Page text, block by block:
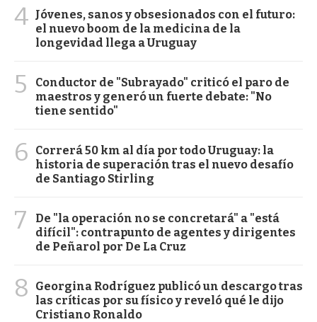
4 Jóvenes, sanos y obsesionados con el futuro:
el nuevo boom de la medicina de la
longevidad llega a Uruguay
5
Conductor de "Subrayado" criticó el paro de
maestros y generó un fuerte debate: "No
tiene sentido"
6
Correrá 50 km al día por todo Uruguay: la
historia de superación tras el nuevo desafío
de Santiago Stirling
7
De "la operación no se concretará" a "está
difícil": contrapunto de agentes y dirigentes
de Peñarol por De La Cruz
8
Georgina Rodríguez publicó un descargo tras
las críticas por su físico y reveló qué le dijo
Cristiano Ronaldo